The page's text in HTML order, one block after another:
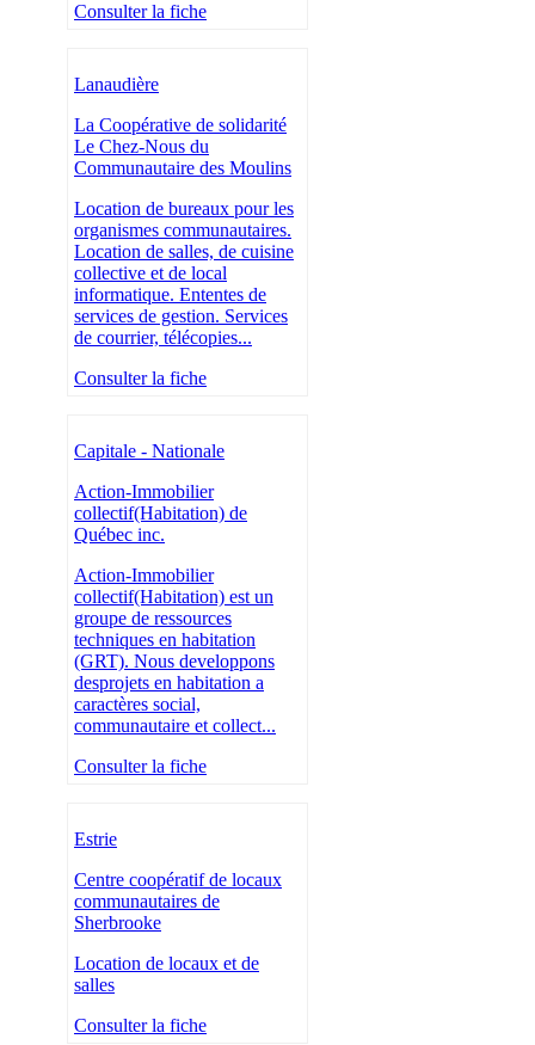
Consulter la fiche
Lanaudière
La Coopérative de solidarité
Le Chez-Nous du
Communautaire des Moulins
Location de bureaux pour les
organismes communautaires.
Location de salles, de cuisine
collective et de local
informatique. Ententes de
services de gestion. Services
de courrier, télécopies...
Consulter la fiche
Capitale - Nationale
Action-Immobilier
collectif(Habitation) de
Québec inc.
Action-Immobilier
collectif(Habitation) est un
groupe de ressources
techniques en habitation
(GRT). Nous developpons
desprojets en habitation a
caractères social,
communautaire et collect...
Consulter la fiche
Estrie
Centre coopératif de locaux
communautaires de
Sherbrooke
Location de locaux et de
salles
Consulter la fiche